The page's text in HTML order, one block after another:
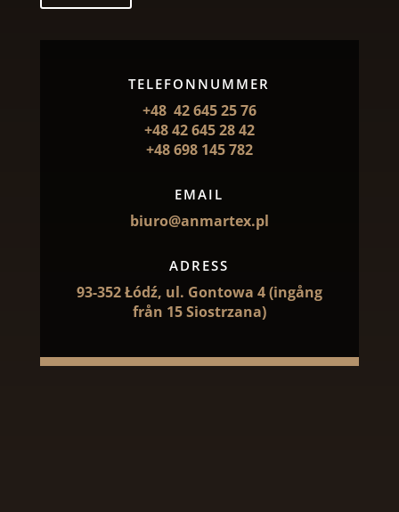
TELEFONNUMMER
+48 42 645 25 76
+48 42 645 28 42
+48 698 145 782
EMAIL
biuro@anmartex.pl
ADRESS
93-352 Łódź, ul. Gontowa 4 (ingång
från 15 Siostrzana)